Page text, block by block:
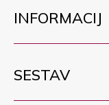
INFORMACIJ
SESTAV